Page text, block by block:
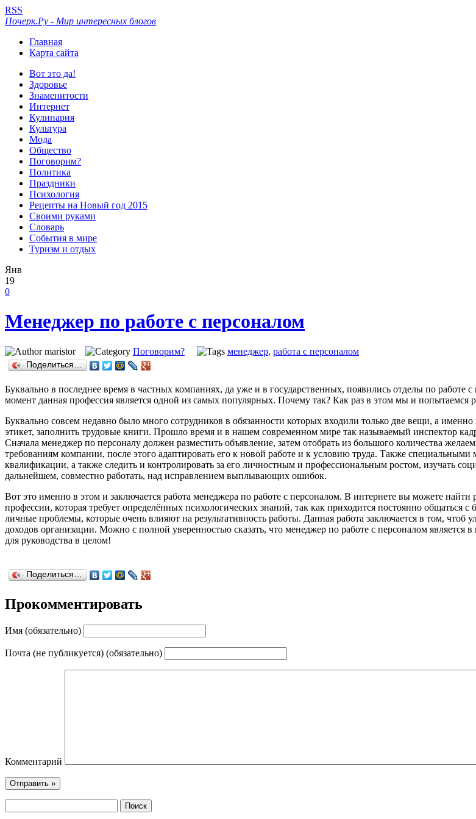
RSS
Почерк.Ру - Мир интересных блогов
Главная
Карта сайта
Вот это да!
Здоровье
Знаменитости
Интернет
Кулинария
Культура
Мода
Общество
Поговорим?
Политика
Праздники
Психология
Рецепты на Новый год 2015
Своими руками
Словарь
События в мире
Туризм и отдых
Янв
19
0
Менеджер по работе с персоналом
maristor Поговорим? менеджер, работа с персоналом
Поделиться…
Буквально в последнее время в частных компаниях, да уже и в государственных, появились отделы по
момент данная профессия является одной из самых популярных. Почему так? Как раз в этом мы и попытаемся
Буквально совсем недавно было много сотрудников в обязанности которых входили только две вещи, а
этикет, заполнить трудовые книги. Прошло время и в нашем современном мире так называемый инспектор
Сначала менеджер по персоналу должен разместить объявление, затем отобрать из большого количества
требованиям компании, после этого адаптировать его к новой работе и к условию труда. Также
квалификации, а также следить и контролировать за его личностным и профессиональным ростом, изучать
дальнейшем, совместно работать, над исправлением выплывающих ошибок.
Вот это именно в этом и заключается работа менеджера по работе с персоналом. В интернете вы можете найти
профессии, которая требует определённых психологических знаний, так как приходится постоянно
личные проблемы, которые очень влияют на результативность работы. Данная работа заключается в том, чтоб
доходов организации. Можно с полной уверенностью сказать, что менеджер по работе с персоналом
для руководства в целом!
Поделиться…
Прокомментировать
Имя (обязательно)
Почта (не публикуется) (обязательно)
Комментарий